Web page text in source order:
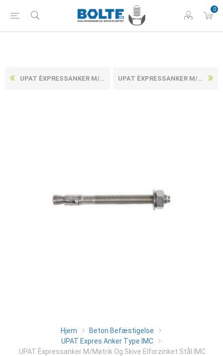
0
UPAT ÈXPRESSANKER M/MØTRIK OG SKIVE ELFORZINKET STÅL IMC 20/ 30/184 (10 STK) UPAT ÈXPRESSANKER M/MØTRIK OG SKIVE ELFORZINKET STÅL IMC 6/ 05/ 40 (100 STK)
Hjem
Beton Befæstigelse
UPAT Expres Anker Type IMC
UPAT Èxpressanker M/Møtrik Og Skive Elforzinket Stål IMC